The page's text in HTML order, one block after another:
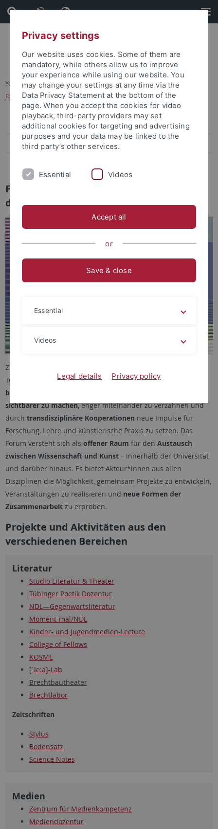
Skip
to
content
Skip
to
footer
You are here: Startseite
...
Forum für Literatur, Künste und Medien der Gegenwart
Archiv
Veranstaltungen
Forum für Literatur, Künste und Medien
der Gegenwart
Ziel des Forums ist es,
Tübingen in den BereichenGegenwartsliteratur, Musik,
bildende und performative Kunst sowie Medienkunst
sichtbarer zu machen, enger miteinander zu verzahnen und
durch transdisziplinäre Kooperationen neue Impulse für
Forschung, Lehre und künstlerische Praxis zu setzen. Das
Forum versteht sich als offener Raum für den Austausch
zwischen Wissenschaft und Kunst– innerhalb der Universität
und darüber hinaus. Es bietet Akteur*innen aus allen
Disziplinen die Möglichkeit, gemeinsam Projekte zu entwickeln,
Veranstaltungen zu realisieren und neue Formen der
Zusammenarbeitzu erproben.
Projekte und Aktivitäten aus den
verschiedenen Bereichen
Literatur
Studio Literatur & Theater
Tübinger Poetik Dozentur
NDL—Gegenwartsliteratur
Moment-mal/NDL
Kinder- und Jugendmedien-Lecture
College of Fellows
KOSME
[˙le:a]-Lab
Brechtbautheater
Brechtlabor
Zeitschriften
Stylus
Bodensatz
Science Notes
Medien
Zentrum für Medienkompetenz
Mediendozentur
Privacy settings
Our website uses cookies. Some of them are
mandatory, while others allow us to improve
your experience while using our website. You
may change your settings at any time via the
Data Privacy Statement at the bottom of the
page. When you accept the cookies for video
playback, third-party providers may set
additional cookies for targeting and advertising
purposes and your data may be linked to the
third party’s other services.
Essential Videos
Accept all
or
Save & close
Essential
Videos
Legal details Privacy policy